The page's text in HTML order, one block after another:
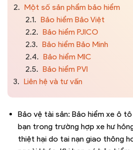
2. Một số sản phẩm bảo hiểm
2.1. Bảo hiểm Bảo Việt
2.2. Bảo hiểm PJICO
2.3. Bảo hiểm Bảo Minh
2.4. Bảo hiểm MIC
2.5. Bảo hiểm PVI
3. Liên hệ và tư vấn
Bảo vệ tài sản: Bảo hiểm xe ô
bạn trong trường hợp xe hư
thiệt hại do tai nạn giao thông